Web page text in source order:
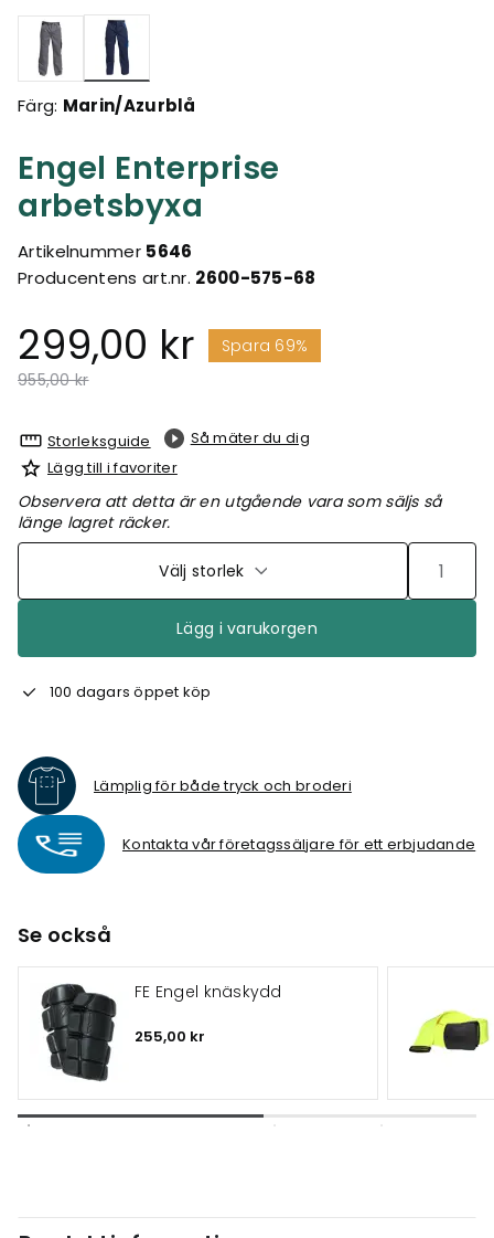
Engel Enterprise
arbetsbyxa
Artikelnummer 5646
Producentens art.nr. 2600-575-68
299,00 kr
Spara 69%
Pris nedsatt från
955,00 krtill
Valda
Färg: Marin/Azurblå
Storleksguide
Så mäter du dig
Lägg till i favoriter
Observera att detta är en utgående vara som säljs så
länge lagret räcker.
Välj storlek
Lägg i varukorgen
100 dagars öppet köp
Lämplig för både tryck och broderi
Kontakta vår företagssäljare för ett erbjudande
Se också
FE Engel knäskydd
255,00 kr